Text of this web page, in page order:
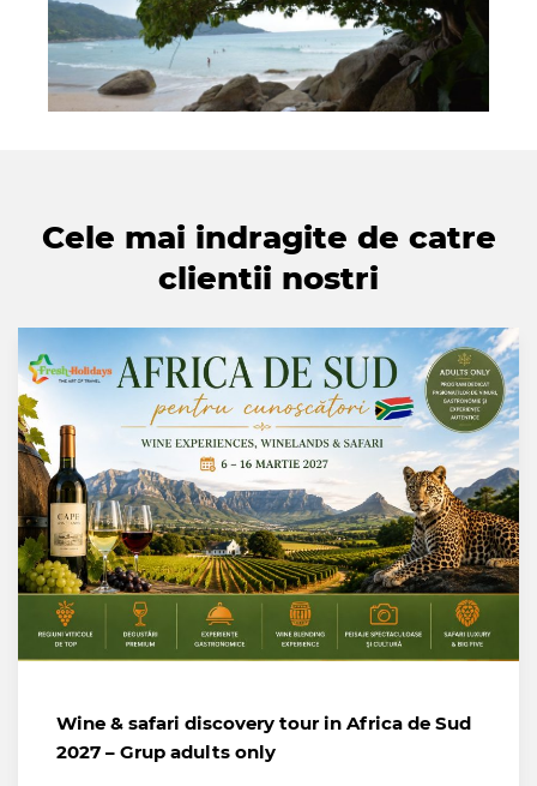
Cele mai indragite de catre
clientii nostri
Wine & safari discovery tour in Africa de Sud
2027 – Grup adults only